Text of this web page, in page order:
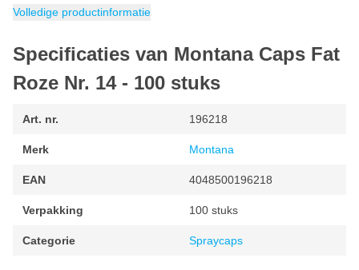
Geschikt voor alle Montana spuitbussen
Volledige productinformatie
Specificaties van Montana Caps Fat
Roze Nr. 14 - 100 stuks
Art. nr. 196218
Merk Montana
EAN 4048500196218
Verpakking 100 stuks
Categorie Spraycaps